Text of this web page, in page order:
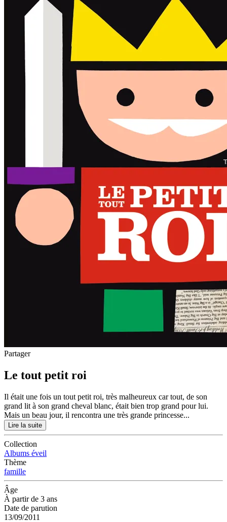
Partager
Le tout petit roi
Il était une fois un tout petit roi, très malheureux car tout, de son
grand lit à son grand cheval blanc, était bien trop grand pour lui.
Mais un beau jour, il rencontra une très grande princesse...
Lire la suite
Collection
Albums éveil
Thème
famille
Âge
À partir de 3 ans
Date de parution
13/09/2011